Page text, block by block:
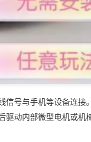
信号与手机等设备连接
驱动内部微型电机或机